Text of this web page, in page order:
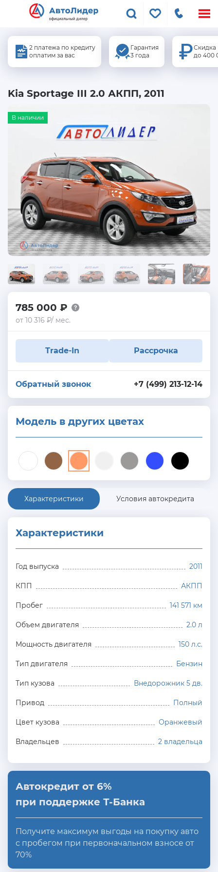
2 платежа по кредиту
оплатим за вас
Гарантия
3 года
Скидка
до 400
Kia Sportage III 2.0 АКПП, 2011
В наличии
785 000 ₽
от 10 316 ₽/ мес.
Trade-In Рассрочка
+7 (499) 213-12-14
Обратный звонок
Модель в других цветах
Характеристики Условия автокредита
Характеристики
Год выпуска 2011
КПП АКПП
Пробег 141 571 км
Объем двигателя 2.0 л
Мощность двигателя 150 л.с.
Тип двигателя Бензин
Тип кузова Внедорожник 5 дв.
Привод Полный
Цвет кузова Оранжевый
Владельцев 2 владельца
Автокредит от 6%
при поддержке Т-Банка
Получите максимум выгоды на покупку авто
с пробегом при первоначальном взносе от
70%